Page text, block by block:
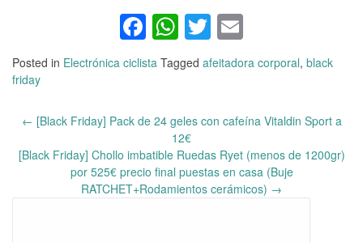
Facebook
WhatsApp
Twitter
Posted in Electrónica ciclista Tagged afeitadora corporal, black
friday
navigation
← [Black Friday] Pack de 24 geles con cafeína Vitaldin Sport a
12€
[Black Friday] Chollo imbatible Ruedas Ryet (menos de 1200gr)
por 525€ precio final puestas en casa (Buje
RATCHET+Rodamientos cerámicos) →